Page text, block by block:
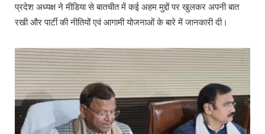
प्रदेश अध्यक्ष ने मीडिया से बातचीत में कई अहम मुद्दों पर खुलकर अपनी बात
रखी और पार्टी की नीतियों एवं आगामी योजनाओं के बारे में जानकारी दी।